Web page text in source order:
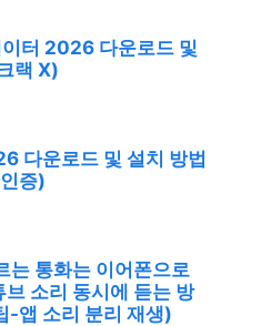
터 2026 다운로드 및
랙 X)
다운로드 및 설치 방법
증)
는 통화는 이어폰으로
브 소리 동시에 듣는 방
-앱 소리 분리 재생)